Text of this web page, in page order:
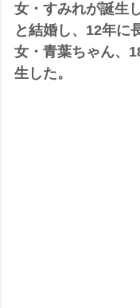
女・すみれが誕生
と結婚し、12年に
女・青葉ちゃん、
生した。